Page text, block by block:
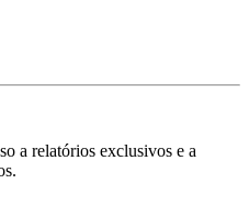
a relatórios exclusivos e a